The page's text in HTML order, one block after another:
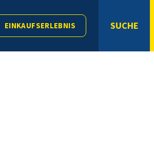
EINKAUFSERLEBNIS SUCHE